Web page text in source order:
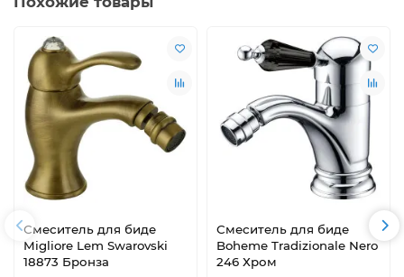
Смеситель для биде
Migliore Lem Swarovski
18873 Бронза
Смеситель для биде
Boheme Tradizionale Nero
246 Хром